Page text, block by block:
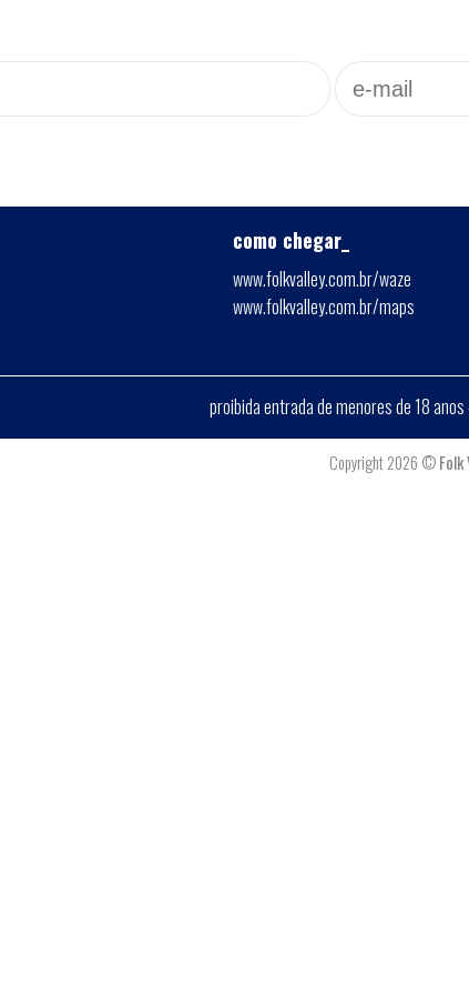
como chegar_
www.folkvalley.com.br/waze
www.folkvalley.com.br/maps
proibida entrada de menores de 18
Copyright 2026 ©Folk